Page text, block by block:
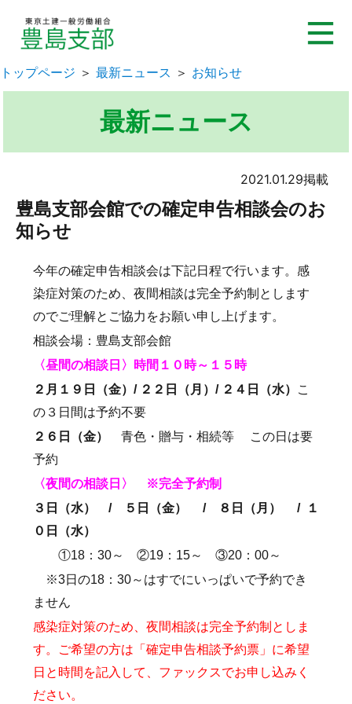
トップページ ＞ 最新ニュース ＞ お知らせ
最新ニュース
2021.01.29掲載
豊島支部会館での確定申告相談会のお
知らせ
今年の確定申告相談会は下記日程で行います。感
染症対策のため、夜間相談は完全予約制とします
のでご理解とご協力をお願い申し上げます。
相談会場：豊島支部会館
〈昼間の相談日〉時間１０時～１５時
２月１９日（金）/ ２２日（月）/ ２４日（水）
こ
の３日間は予約不要
２６日（金）
青色・贈与・相続等 この日は要
予約
〈夜間の相談日〉
※完全予約制
３日（水） /
５日（金） / ８日（月） / １
０日（水）
①18：30～ ②19：15～ ③20：00～
※3日の18：30～はすでにいっぱいで予約でき
ません
感染症対策のため、夜間相談は完全予約制としま
す。ご希望の方は「確定申告相談予約票」に希望
日と時間を記入して、ファックスでお申し込みく
ださい。